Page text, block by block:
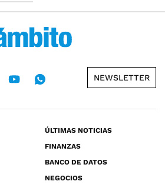
NEWSLETTER
ÚLTIMAS NOTICIAS
FINANZAS
BANCO DE DATOS
NEGOCIOS